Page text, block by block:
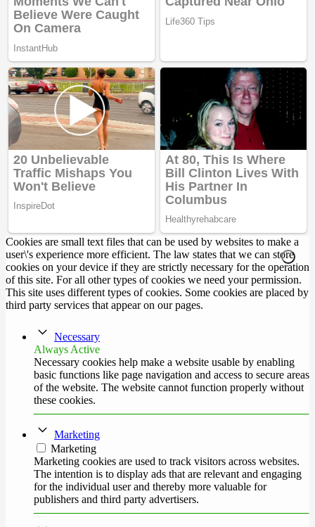
Cookies are small text files that can be used by websites to make a
user\'s experience more efficient. The law states that we can store
cookies on your device if they are strictly necessary for the operation
of this site. For all other types of cookies we need your permission.
This site uses different types of cookies. Some cookies are placed by
third party services that appear on our pages.
Necessary
Always Active
Necessary cookies help make a website usable by enabling
basic functions like page navigation and access to secure areas
of the website. The website cannot function properly without
these cookies.
Marketing
Marketing
Marketing cookies are used to track visitors across websites.
The intention is to display ads that are relevant and engaging
for the individual user and thereby more valuable for
publishers and third party advertisers.